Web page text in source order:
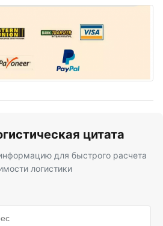
цитата
для быстрого расчета
логистики